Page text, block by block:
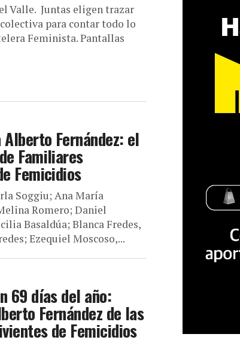
Valle. Juntas eligen trazar
para contar todo lo
Feminista. Pantallas
Fernández: el
Familiares
Femicidios
Soggiu; Ana María
Romero; Daniel
Basaldúa; Blanca Fredes,
Ezequiel Moscoso,...
69 días del año:
Fernández de las
de Femicidios